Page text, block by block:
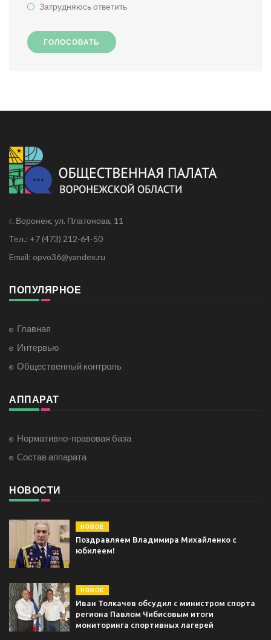
Затрудняюсь ответить
ГОЛОСОВАТЬ
г. Воронеж, ул. Платонова, 11
Тел.: +7 (473) 212-64-50
Email: opvo36@yandex.ru
ПОПУЛЯРНОЕ
Главная
Интервью
Общественный контроль
АППАРАТ
Нормативно-правовая база
Cостав аппарата
НОВОСТИ
НОВОЕ
Поздравляем Владимира Михайленко с
юбилеем!
НОВОЕ
Иван Толкачев обсудил с министром спорта
региона Павлом Чибисовым итоги
мониторинга спортивных лагерей